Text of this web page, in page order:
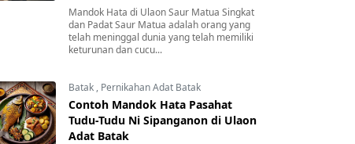
Mandok Hata di Ulaon Saur Matua Singkat
dan Padat Saur Matua adalah orang yang
telah meninggal dunia yang telah memiliki
keturunan dan cucu...
Batak , Pernikahan Adat Batak
Contoh Mandok Hata Pasahat
Tudu-Tudu Ni Sipanganon di Ulaon
Adat Batak